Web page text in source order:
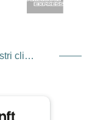
Ecco cosa dicono i nostri clienti